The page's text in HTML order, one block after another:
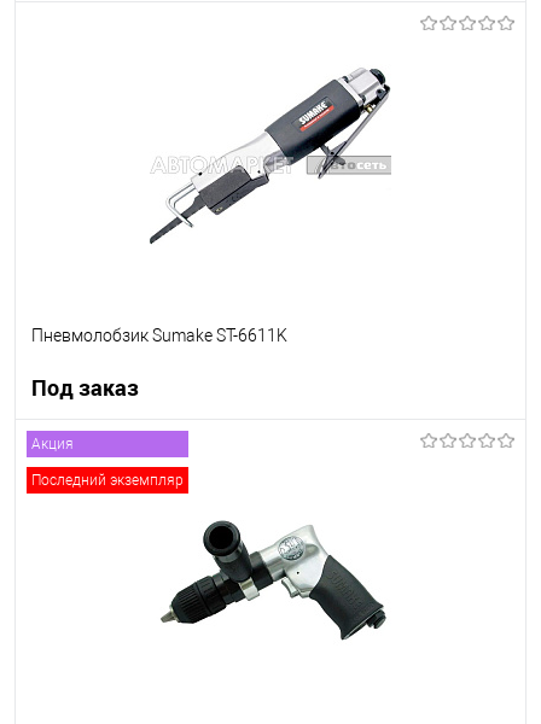
Недоступно
Пневмолобзик Sumake ST-6611K
Под заказ
Акция
Последний экземпляр